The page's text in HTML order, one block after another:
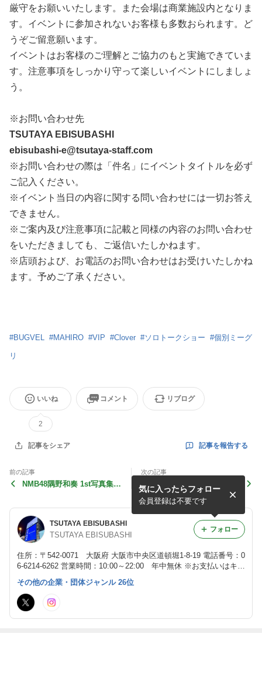
厳守をお願いいたします。また会場は商業施設内となりま
す。イベントに参加されないお客様も多数おられます。ど
うぞご留意願います。
イベントはお客様のご理解とご協力のもと実施できていま
す。注意事項をしっかり守って楽しいイベントにしましょ
う。
※お問い合わせ先
TSUTAYA EBISUBASHI
ebisubashi-e@tsutaya-staff.com
※お問い合わせの際は「件名」にイベントタイトルを必ず
ご記入ください。
※イベント当日の内容に関する問い合わせには一切お答え
できません。
※ご案内及び注意事項に記載と同様の内容のお問い合わせ
をいただきましても、ご返信いたしかねます。
※店頭および、お電話のお問い合わせはお受けいたしかね
ます。予めご了承ください。
#BUGVEL #MAHIRO #VIP #Clover #ソロトークショー #個別ミーグ
リ
いいね
2
コメント リブログ
記事をシェア 記事を報告する
前の記事
NMB48隅野和奏 1st写真集
次の記事
EBiDAN OSAKA「ほな！！
楽しもか！！2024 春」
TSUTAYA EBISUBASHI
TSUTAYA EBISUBASHI
住所：〒542-0071 大阪府 大阪市中央区道頓堀1-8-19 電話番号：0
6-6214-6262 営業時間：10:00～22:00 年中無休 ※お支払いはキャ
ッシュレス決済のみです
気に入ったらフォロー
会員登録は不要です
フォロー
その他の企業・団体ジャンル 26位